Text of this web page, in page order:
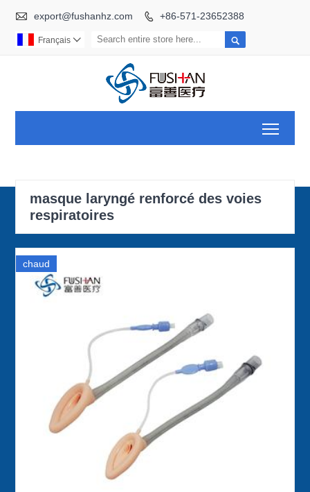
 export@fushanhz.com  +86-571-23652388

Français 
masque laryngé renforcé des voies
respiratoires
chaud